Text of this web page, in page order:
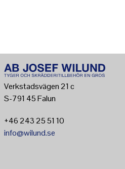
Verkstadsvägen 21 c
S-791 45 Falun
+46 243 25 51 10
info@wilund.se